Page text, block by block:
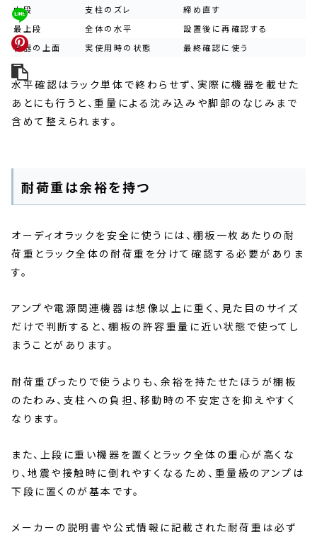
中段 支柱のズレ
締め直す
最上段
全体の水平
設置後に再確認する
機器の上面
実使用時の状態 最終確認に使う
水平確認はラック単体で終わらせず、実際に機器を載せた
あとにも行うと、重量による沈み込みや脚部のなじみまで
含めて整えられます。
耐荷重は余裕を持つ
オーディオラックを安全に使うには、棚板一枚あたりの耐
荷重とラック全体の耐荷重を分けて確認する必要がありま
す。
アンプや電源関連機器は想像以上に重く、見た目のサイズ
だけで判断すると、棚板の許容重量に近い状態で使ってし
まうことがあります。
耐荷重ぴったりで使うよりも、余裕を持たせたほうが棚板
のたわみ、支柱への負担、移動時の不安定さを抑えやすく
なります。
また、上段に重い機器を置くとラック全体の重心が高くな
り、地震や接触時に倒れやすくなるため、重量級のアンプは
下段に置くのが基本です。
メーカーの説明書や公式情報に記載された耐荷重は必ず